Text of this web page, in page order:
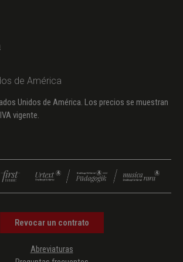
de América
Unidos de América. Los precios se muestran
vigente.
Revocar un contrato
Abreviaturas